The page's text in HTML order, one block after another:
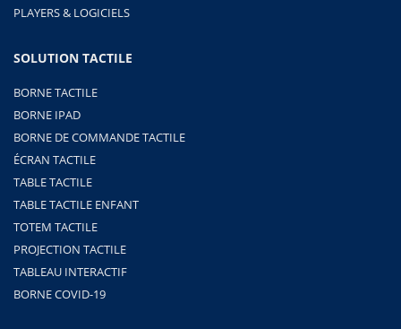
PLAYERS & LOGICIELS
SOLUTION TACTILE
BORNE TACTILE
BORNE IPAD
BORNE DE COMMANDE TACTILE
ÉCRAN TACTILE
TABLE TACTILE
TABLE TACTILE ENFANT
TOTEM TACTILE
PROJECTION TACTILE
TABLEAU INTERACTIF
BORNE COVID-19